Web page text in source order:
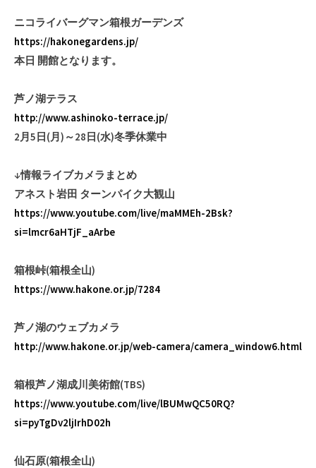
ニコライバーグマン箱根ガーデンズ
https://hakonegardens.jp/
本日 開館となります。
芦ノ湖テラス
http://www.ashinoko-terrace.jp/
2月5日(月)～28日(水)冬季休業中
↓情報ライブカメラまとめ
アネスト岩田 ターンパイク大観山
https://www.youtube.com/live/maMMEh-2Bsk?
si=lmcr6aHTjF_aArbe
箱根峠(箱根全山)
https://www.hakone.or.jp/7284
芦ノ湖のウェブカメラ
http://www.hakone.or.jp/web-camera/camera_window6.html
箱根芦ノ湖成川美術館(TBS)
https://www.youtube.com/live/lBUMwQC50RQ?
si=pyTgDv2ljIrhD02h
仙石原(箱根全山)